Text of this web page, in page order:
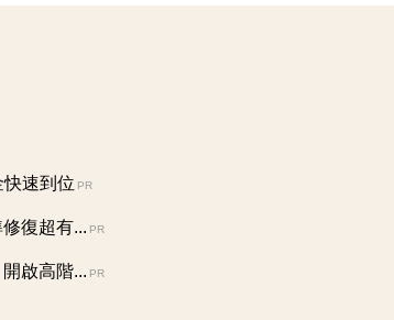
速到位 PR
復超有... PR
啟高階... PR